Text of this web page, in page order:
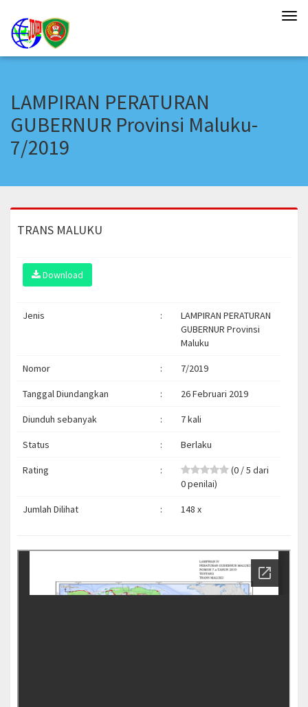
LAMPIRAN PERATURAN
GUBERNUR Provinsi Maluku-
7/2019
TRANS MALUKU
Download
Jenis :
LAMPIRAN PERATURAN
GUBERNUR Provinsi
Maluku
Nomor : 7/2019
Tanggal Diundangkan : 26 Februari 2019
Diunduh sebanyak : 7 kali
Status : Berlaku
Rating :
(0 / 5 dari
0 penilai)
Jumlah Dilihat : 148 x